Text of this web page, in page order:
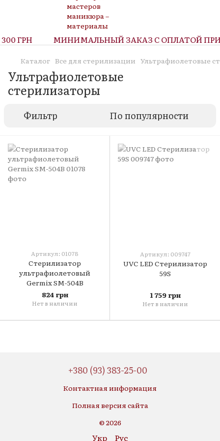
ГРН МИНИМАЛЬНЫЙ ЗАКАЗ С ОПЛАТОЙ ПРИ
Каталог Все для стерилизации Ультрафиолетовые
Ультрафиолетовые
стерилизаторы
Фильтр По популярности
Артикул: 01078
Стерилизатор
ультрафиолетовый
Germix SM-504B
824 грн
Нет в наличии
Артикул: 009747
UVC LED Cтерилизатор
59S
1 759 грн
Нет в наличии
+380 (93) 383-25-00
Контактная информация
Полная версия сайта
© 2026
Укр Рус